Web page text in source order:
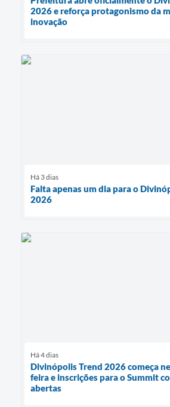
2026 e reforça protagonismo da
inovação
Há 3 dias
Falta apenas um dia para o
2026
Há 4 dias
Divinópolis Trend 2026 começa
feira e inscrições para o Summit
abertas